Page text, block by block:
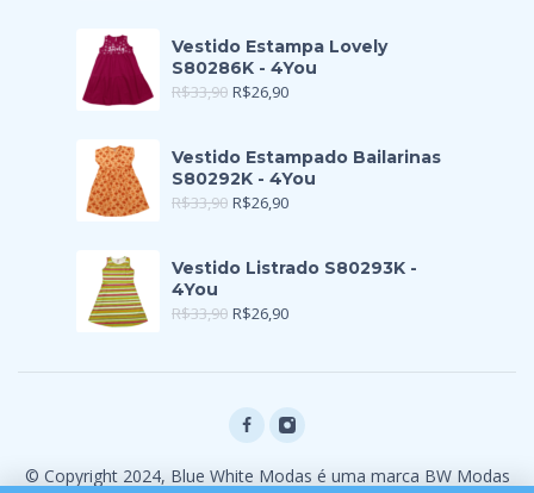
Vestido Estampa Lovely
S80286K - 4You
R$33,90 R$26,90
Vestido Estampado Bailarinas
S80292K - 4You
R$33,90 R$26,90
Vestido Listrado S80293K -
4You
R$33,90 R$26,90
© Copyright 2024, Blue White Modas é uma marca BW Modas